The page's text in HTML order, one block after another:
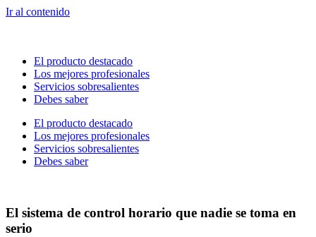
Ir al contenido
El producto destacado
Los mejores profesionales
Servicios sobresalientes
Debes saber
El producto destacado
Los mejores profesionales
Servicios sobresalientes
Debes saber
El sistema de control horario que nadie se toma en
serio